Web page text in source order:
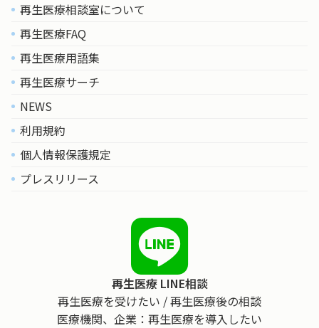
再生医療相談室について
再生医療FAQ
再生医療用語集
再生医療サーチ
NEWS
利用規約
個人情報保護規定
プレスリリース
再生医療 LINE相談
再生医療を受けたい / 再生医療後の相談
医療機関、企業：再生医療を導入したい